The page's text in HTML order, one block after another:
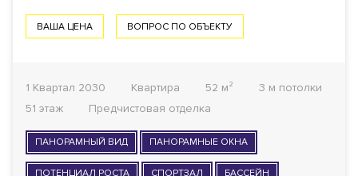
ВАША ЦЕНА ВОПРОС ПО ОБЪЕКТУ
1 Квартал 2030 Квартира 52 м²
3 м потолки
51 этаж
Предчистовая отделка
ПАНОРАМНЫЙ ВИД ПАНОРАМНЫЕ ОКНА
ПОТЕНЦИАЛ РОСТА СПОРТЗАЛ БАССЕЙН